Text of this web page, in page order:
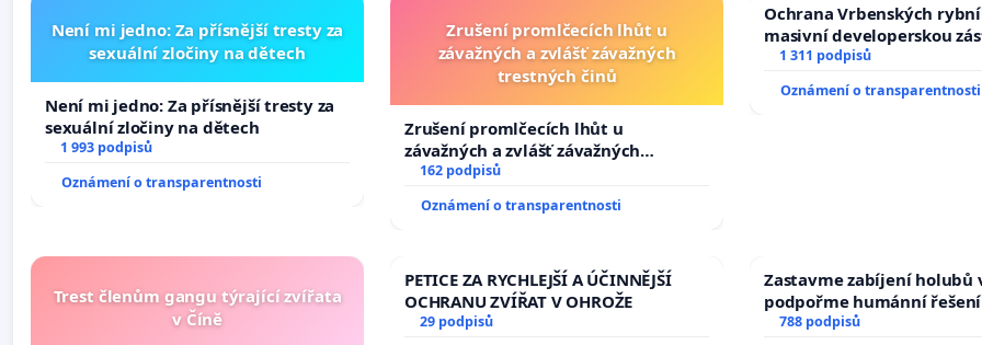
Není mi jedno: Za přísnější tresty za
sexuální zločiny na dětech
Není mi jedno: Za přísnější tresty za
sexuální zločiny na dětech
1 993 podpisů
Oznámení o transparentnosti
Zrušení promlčecích lhůt u
závažných a zvlášť závažných
trestných činů
Zrušení promlčecích lhůt u
závažných a zvlášť závažných
trestných činů
162 podpisů
Oznámení o transparentnosti
Ochrana Vrbenských
masivní developerskou
1 311 podpisů
Oznámení o transparentnosti
Trest členům gangu týrající zvířata
v Číně
PETICE ZA RYCHLEJŠÍ A ÚČINNĚJŠÍ
OCHRANU ZVÍŘAT V OHROŽE
29 podpisů
Zastavme zabíjení holubů
podpořme humánní řešení
788 podpisů